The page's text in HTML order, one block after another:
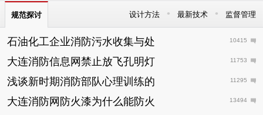
规范探讨 设计方法 • 最新技术 • 监督管理
石油化工企业消防污水收集与处 10415
大连消防信息网禁止放飞孔明灯 11753
浅谈新时期消防部队心理训练的 11295
大连消防网防火漆为什么能防火 13494